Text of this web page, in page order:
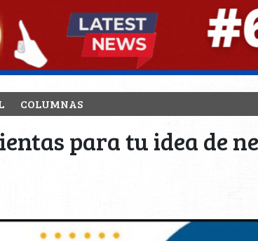
COLUMNAS
para tu idea de